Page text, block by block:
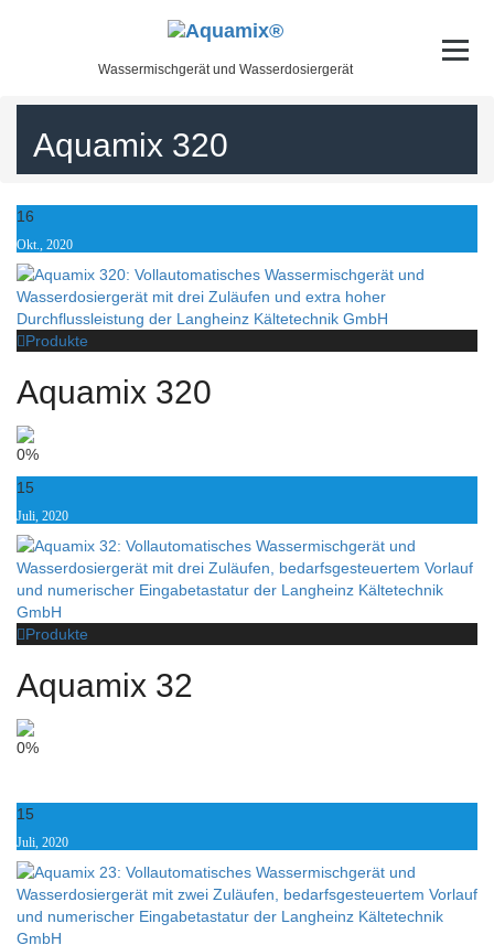
Wassermischgerät und Wasserdosiergerät
Aquamix 320
16
Okt., 2020
Produkte
Aquamix 320
0%
15
Juli, 2020
Produkte
Aquamix 32
0%
15
Juli, 2020